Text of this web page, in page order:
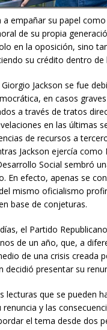
a empañar su papel
de su propia
en la oposición, sino
su crédito dentro
Jackson se fue
en casos
a través de tratos
en las últimas
de recursos a
Jackson ejercía
Social sembró
En efecto, apenas se
mismo oficialismo
base de conjeturas.
el Partido
de un año, que, a
de una crisis creada
decidió presentar su
lecturas que se pueden
renuncia y las
el tema desde dos